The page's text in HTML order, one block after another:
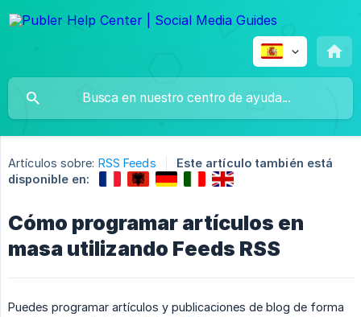
Artículos sobre: RSS Feeds
Este artículo también está
disponible en:
Cómo programar artículos en
masa utilizando Feeds RSS
Puedes programar artículos y publicaciones de blog de forma